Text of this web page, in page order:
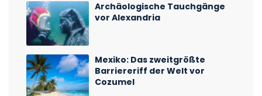
Archäologische Tauchgänge
vor Alexandria
Mexiko: Das zweitgrößte
Barriereriff der Welt vor
Cozumel